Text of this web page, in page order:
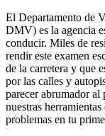
El Departamento de
DMV) es la agencia
conducir. Miles de
rendir este examen
de la carretera y que
por las calles y
parecer abrumador
nuestras
problemas en tu